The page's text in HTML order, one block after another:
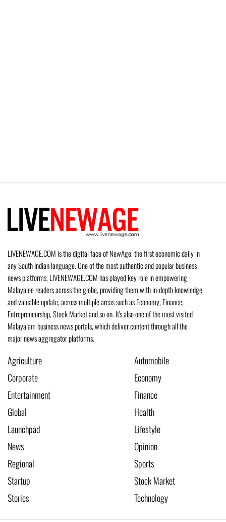
LIVENEWAGE.COM is the digital face of NewAge, the first economic daily in
any South Indian language. One of the most authentic and popular business
news platforms, LIVENEWAGE.COM has played key role in empowering
Malayalee readers across the globe, providing them with in-depth knowledge
and valuable update, across multiple areas such as Economy, Finance,
Entrepreneurship, Stock Market and so on. It's also one of the most visited
Malayalam business news portals, which deliver content through all the
major news aggregator platforms.
Agriculture
Automobile
Corporate
Economy
Entertainment
Finance
Global
Health
Launchpad
Lifestyle
News
Opinion
Regional
Sports
Startup
Stock Market
Stories
Technology